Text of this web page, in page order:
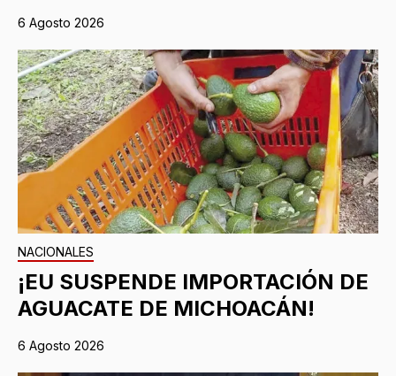
6 Agosto 2026
NACIONALES
¡EU SUSPENDE IMPORTACIÓN DE
AGUACATE DE MICHOACÁN!
6 Agosto 2026